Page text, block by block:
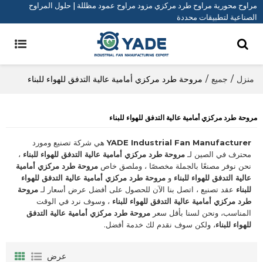
مراوح محورية مراوح طرد مركزي مزود مراوح عمود مظللة | حلول المراوح
الصناعية لتطبيقات محددة
منزل / جميع / مروحة طرد مركزي أمامية عالية التدفق للهواء للبناء
مروحة طرد مركزي أمامية عالية التدفق للهواء للبناء
YADE Industrial Fan Manufacturerهي شركة تصنيع ومورد
محترف في الصين لـ مروحة طرد مركزي أمامية عالية التدفق للهواء للبناء ،
نحن نوفر مصنعًا بالجملة مخصصًا ، وملصق خاص مروحة طرد مركزي أمامية
عالية التدفق للهواء للبناء و مروحة طرد مركزي أمامية عالية التدفق للهواء
للبناء عقد تصنيع ، اتصل بنا الآن للحصول على أفضل عرض أسعار لـ مروحة
طرد مركزي أمامية عالية التدفق للهواء للبناء ، وسوف نرد في الوقت
المناسب، ونحن لسنا بأقل سعر مروحة طرد مركزي أمامية عالية التدفق
للهواء للبناء، ولكن سوف نقدم لك خدمة أفضل.
عرض